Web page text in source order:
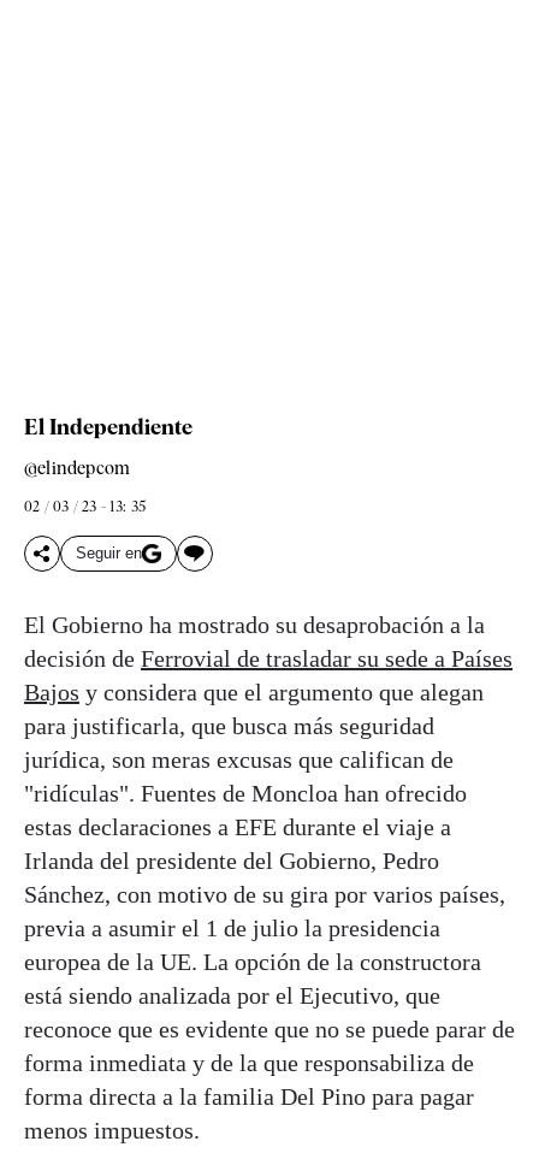
El Independiente
@elindepcom
02 / 03 / 23 - 13: 35
Seguir en
El Gobierno ha mostrado su desaprobación a la
decisión de Ferrovial de trasladar su sede a Países
Bajos y considera que el argumento que alegan
para justificarla, que busca más seguridad
jurídica, son meras excusas que califican de
"ridículas". Fuentes de Moncloa han ofrecido
estas declaraciones a EFE durante el viaje a
Irlanda del presidente del Gobierno, Pedro
Sánchez, con motivo de su gira por varios países,
previa a asumir el 1 de julio la presidencia
europea de la UE. La opción de la constructora
está siendo analizada por el Ejecutivo, que
reconoce que es evidente que no se puede parar de
forma inmediata y de la que responsabiliza de
forma directa a la familia Del Pino para pagar
menos impuestos.